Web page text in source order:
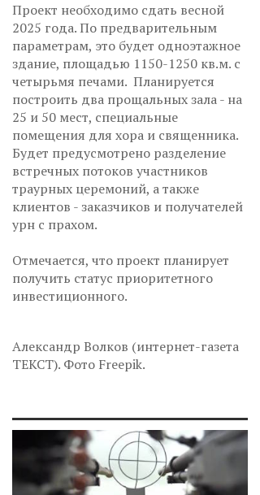
Проект необходимо сдать весной
2025 года. По предварительным
параметрам, это будет одноэтажное
здание, площадью 1150-1250 кв.м. с
четырьмя печами. Планируется
построить два прощальных зала - на
25 и 50 мест, специальные
помещения для хора и священника.
Будет предусмотрено разделение
встречных потоков участников
траурных церемоний, а также
клиентов - заказчиков и получателей
урн с прахом.
Отмечается, что проект планирует
получить статус приоритетного
инвестиционного.
Александр Волков (интернет-газета
ТЕКСТ). Фото Freepik.